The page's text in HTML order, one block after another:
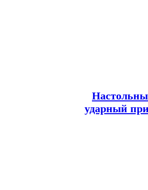
ударный